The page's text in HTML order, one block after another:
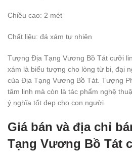
Chiều cao: 2 mét
Chất liệu: đá xám tự nhiên
Tượng Địa Tạng Vương Bồ Tát cưỡi
xám là biểu tượng cho lòng từ bi, đại
của Địa Tạng Vương Bồ Tát. Tượng
tâm linh mà còn là tác phẩm nghệ
ý nghĩa tốt đẹp cho con người.
Giá bán và địa chỉ
Tạng Vương Bồ Tát